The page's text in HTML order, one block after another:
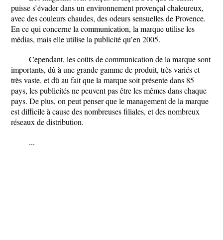
puisse s’évader dans un environnement provençal chaleureux,
avec des couleurs chaudes, des odeurs sensuelles de Provence.
En ce qui concerne la communication, la marque utilise les
médias, mais elle utilise la publicité qu’en 2005.
Cependant, les coûts de communication de la marque sont
importants, dû à une grande gamme de produit, très variés et
très vaste, et dû au fait que la marque soit présente dans 85
pays, les publicités ne peuvent pas être les mêmes dans chaque
pays. De plus, on peut penser que le management de la marque
est difficile à cause des nombreuses filiales, et des nombreux
réseaux de distribution.
...